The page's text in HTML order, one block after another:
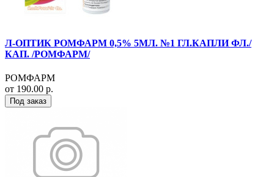
Л-ОПТИК РОМФАРМ 0,5% 5МЛ. №1 ГЛ.КАПЛИ ФЛ./
КАП. /РОМФАРМ/
РОМФАРМ
от 190.00 р.
Под заказ